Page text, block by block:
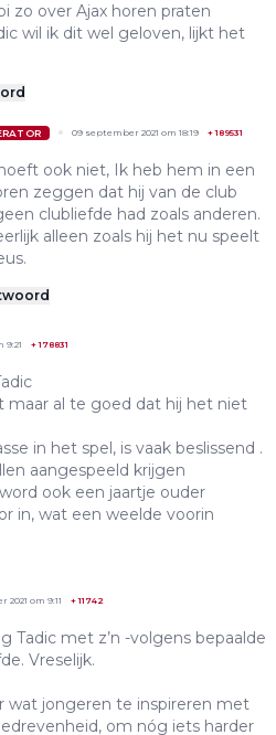
zo over Ajax horen praten
wil ik dit wel geloven, lijkt het
09 september 2021 om 18:19 +189531
ook niet, Ik heb hem in een
zeggen dat hij van de club
clubliefde had zoals anderen.
alleen zoals hij het nu speelt
9:21 +178831
maar al te goed dat hij het niet
in het spel, is vaak beslissend .
aangespeeld krijgen
ook een jaartje ouder
in, wat een weelde voorin
om 9:11 +11742
Tadic met z’n -volgens bepaalde
Vreselijk.
wat jongeren te inspireren met
om nóg iets harder